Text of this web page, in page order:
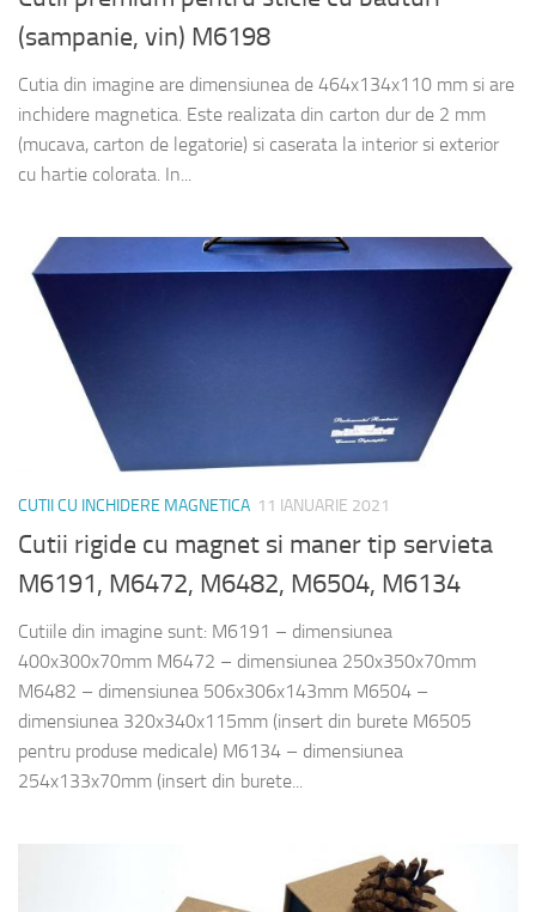
(sampanie, vin) M6198
Cutia din imagine are dimensiunea de 464x134x110 mm si are
inchidere magnetica. Este realizata din carton dur de 2 mm
(mucava, carton de legatorie) si caserata la interior si exterior
cu hartie colorata. In...
CUTII CU INCHIDERE MAGNETICA 11 IANUARIE 2021
Cutii rigide cu magnet si maner tip servieta
M6191, M6472, M6482, M6504, M6134
Cutiile din imagine sunt: M6191 – dimensiunea
400x300x70mm M6472 – dimensiunea 250x350x70mm
M6482 – dimensiunea 506x306x143mm M6504 –
dimensiunea 320x340x115mm (insert din burete M6505
pentru produse medicale) M6134 – dimensiunea
254x133x70mm (insert din burete...